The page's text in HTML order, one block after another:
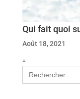
Qui fait quoi
Août 18, 2021
=
Search
for: